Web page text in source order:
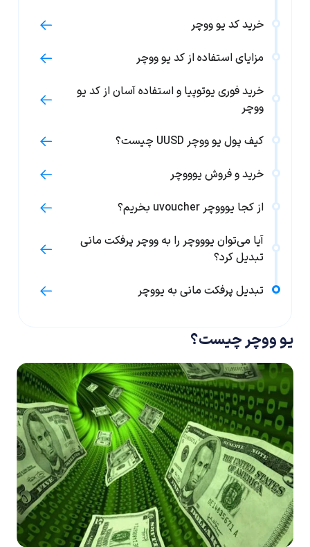
یو ووچر چیست؟
خرید کد یو ووچر
مزایای استفاده از کد یو ووچر
خرید فوری یوتوپیا و استفاده آسان از کد یو
ووچر
کیف پول یو ووچر UUSD چیست؟
خرید و فروش یوووچر
از کجا یوووچر uvoucher بخریم؟
آیا می‌توان یوووچر را به ووچر پرفکت مانی
تبدیل کرد؟
تبدیل پرفکت مانی به یووچر